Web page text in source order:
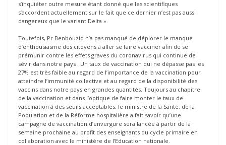
s’inquiéter outre mesure étant donné que les scientifiques
s’accordent actuellement sur le fait que ce dernier n’est pas aussi
dangereux que le variant Delta ».
Toutefois, Pr Benbouzid n’a pas manqué de déplorer le manque
d’enthousiasme des citoyens à aller se faire vacciner afin de se
prémunir contre les effets graves du coronavirus qui continue de
sévir dans notre pays . Un taux de vaccination qui ne dépasse pas les
27% est très faible au regard de l’importance de la vaccination pour
atteindre l’immunité collective et au regard de la disponibilité des
vaccins dans notre pays en grandes quantités. Toujours au chapitre
de la vaccination et dans l’optique de faire monter le taux de
vaccination à des seuils acceptables, le ministre de la Santé, de la
Population et de la Réforme hospitalière a fait savoir qu’une
campagne de vaccination d’envergure sera lancée à partir de la
semaine prochaine au profit des enseignants du cycle primaire en
collaboration avec le ministère de l’Education nationale.